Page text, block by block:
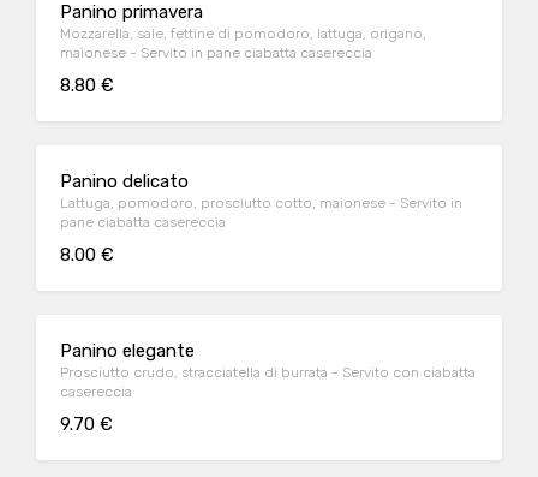
Panino primavera
Mozzarella, sale, fettine di pomodoro, lattuga, origano,
maionese - Servito in pane ciabatta casereccia
8.80 €
Panino delicato
Lattuga, pomodoro, prosciutto cotto, maionese - Servito in
pane ciabatta casereccia
8.00 €
Panino elegante
Prosciutto crudo, stracciatella di burrata - Servito con ciabatta
casereccia
9.70 €